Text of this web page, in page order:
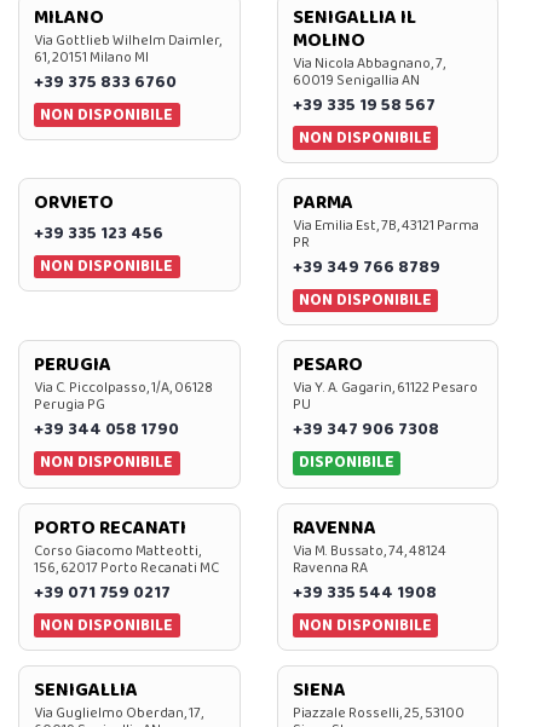
MILANO
Via Gottlieb Wilhelm Daimler,
61, 20151 Milano MI
+39 375 833 6760
NON DISPONIBILE
SENIGALLIA IL
MOLINO
Via Nicola Abbagnano, 7,
60019 Senigallia AN
+39 335 19 58 567
NON DISPONIBILE
ORVIETO
+39 335 123 456
NON DISPONIBILE
PARMA
Via Emilia Est, 7B, 43121 Parma
PR
+39 349 766 8789
NON DISPONIBILE
PERUGIA
Via C. Piccolpasso, 1/A, 06128
Perugia PG
+39 344 058 1790
NON DISPONIBILE
PESARO
Via Y. A. Gagarin, 61122 Pesaro
PU
+39 347 906 7308
DISPONIBILE
PORTO RECANATI
Corso Giacomo Matteotti,
156, 62017 Porto Recanati MC
+39 071 759 0217
NON DISPONIBILE
RAVENNA
Via M. Bussato, 74, 48124
Ravenna RA
+39 335 544 1908
NON DISPONIBILE
SENIGALLIA
Via Guglielmo Oberdan, 17,
SIENA
Piazzale Rosselli, 25, 53100